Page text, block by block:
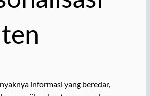
informasi yang beredar,